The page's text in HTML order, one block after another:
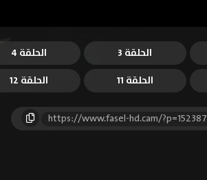
الحلقة 3 الحلقة 4
الحلقة 11 الحلقة 12
https://www.fasel-hd.cam/?p=152387